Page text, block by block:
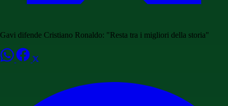
Gavi difende Cristiano Ronaldo: "Resta tra i migliori della storia"